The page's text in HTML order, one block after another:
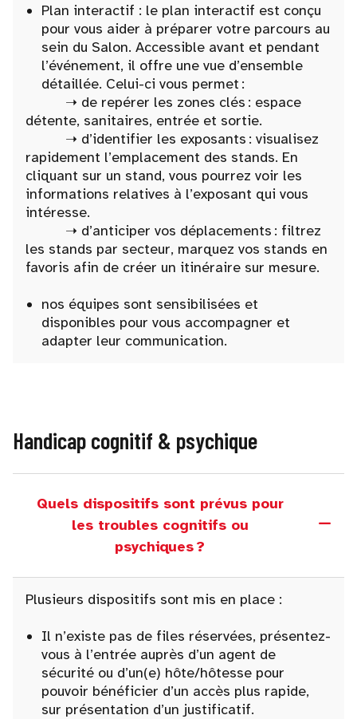
Plan interactif : le plan interactif est conçu
pour vous aider à préparer votre parcours au
sein du Salon. Accessible avant et pendant
l’événement, il offre une vue d’ensemble
détaillée. Celui-ci vous permet :
➝ de repérer les zones clés : espace
détente, sanitaires, entrée et sortie.
➝ d’identifier les exposants : visualisez
rapidement l’emplacement des stands. En
cliquant sur un stand, vous pourrez voir les
informations relatives à l’exposant qui vous
intéresse.
➝ d’anticiper vos déplacements : filtrez
les stands par secteur, marquez vos stands en
favoris afin de créer un itinéraire sur mesure.
nos équipes sont sensibilisées et
disponibles pour vous accompagner et
adapter leur communication.
Handicap cognitif & psychique
Quels dispositifs sont prévus pour
les troubles cognitifs ou
psychiques ?
Plusieurs dispositifs sont mis en place :
Il n’existe pas de files réservées, présentez-
vous à l’entrée auprès d’un agent de
sécurité ou d’un(e) hôte/hôtesse pour
pouvoir bénéficier d’un accès plus rapide,
sur présentation d’un justificatif.